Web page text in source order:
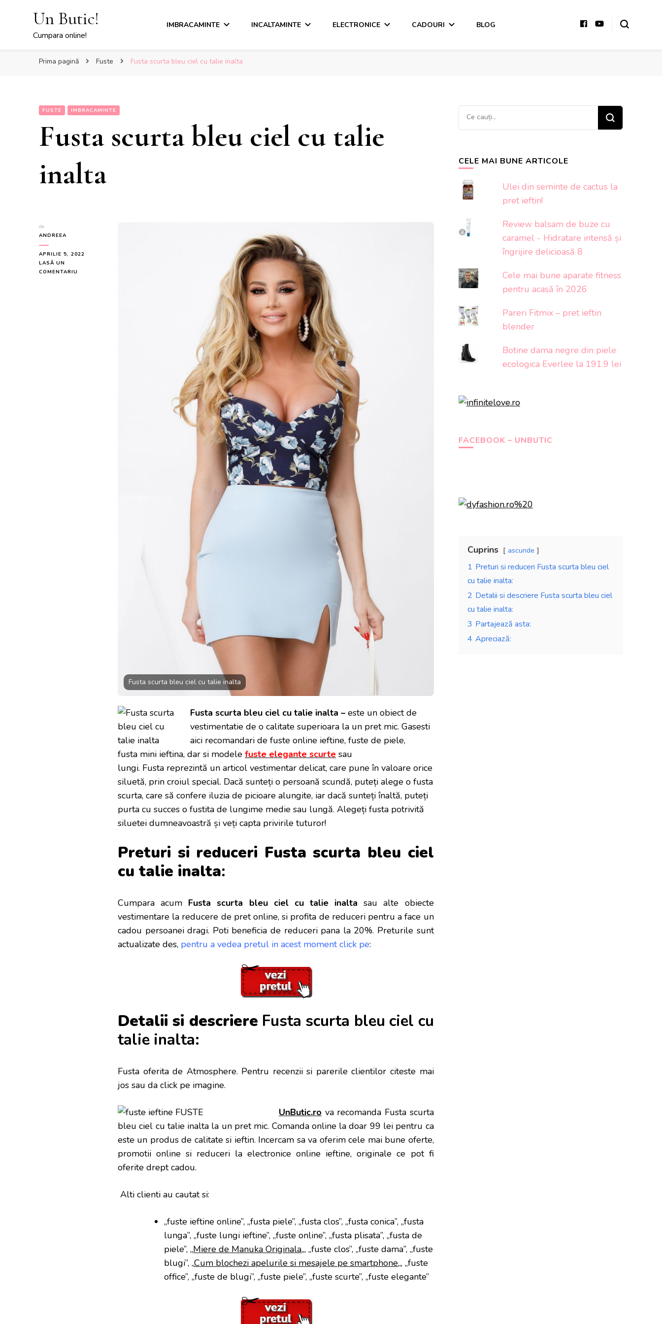
Un Butic!
Cumpara online!
IMBRACAMINTE INCALTAMINTE ELECTRONICE CADOURI BLOG
Prima pagină Fuste Fusta scurta bleu ciel cu talie inalta
FUSTE IMBRACAMINTE
Fusta scurta bleu ciel cu talie
inalta
de
ANDREEA
APRILIE 5, 2022
LASĂ UN
COMENTARIU
Fusta scurta bleu ciel cu talie inalta
Fusta scurta bleu ciel cu talie inalta – este un obiect de
vestimentatie de o calitate superioara la un pret mic. Gasesti
aici recomandari de fuste online ieftine, fuste de piele,
fusta mini ieftina, dar si modele fuste elegante scurte sau
lungi. Fusta reprezintă un articol vestimentar delicat, care pune în valoare orice
siluetă, prin croiul special. Dacă sunteți o persoană scundă, puteți alege o fusta
scurta, care să confere iluzia de picioare alungite, iar dacă sunteți înaltă, puteți
purta cu succes o fustita de lungime medie sau lungă. Alegeți fusta potrivită
siluetei dumneavoastră și veți capta privirile tuturor!
Preturi si reduceri Fusta scurta bleu ciel
cu talie inalta:
Cumpara acum Fusta scurta bleu ciel cu talie inalta sau alte obiecte
vestimentare la reducere de pret online, si profita de reduceripentru a face un
cadou persoanei dragi. Poti beneficia de reduceri pana la 20%. Preturile sunt
actualizate des, pentru a vedea pretul in acest moment click pe:
Detalii si descriere Fusta scurta bleu ciel cu
talie inalta:
Fusta oferita de Atmosphere. Pentru recenzii si parerile clientilor citeste mai
jos sau da click pe imagine.
UnButic.ro va recomanda Fusta scurta
bleu ciel cu talie inalta la un pret mic. Comanda online la doar 99 lei pentru ca
este un produs de calitate si ieftin. Incercam sa va oferim cele mai bune oferte,
promotii online si reduceri la electronice online ieftine, originale ce pot fi
oferite drept cadou.
Alti clienti au cautat si:
„fuste ieftine online”, „fusta piele”, „fusta clos”, „fusta conica”, „fusta
lunga”, „fuste lungi ieftine”, „fuste online”, „fusta plisata”, „fusta de
piele”, „Miere de Manuka Originala„, „fuste clos”, „fuste dama”, „fuste
blugi”, „Cum blochezi apelurile si mesajele pe smartphone„, „fuste
office”, „fuste de blugi”, „fuste piele”, „fuste scurte”, „fuste elegante”
Cauți
ceva?
CELE MAI BUNE ARTICOLE
Ulei din seminte de cactus la
pret ieftin!
Review balsam de buze cu
caramel - Hidratare intensă și
îngrijire delicioasă 8
Cele mai bune aparate fitness
pentru acasă în 2026
Pareri Fitmix – pret ieftin
blender
Botine dama negre din piele
ecologica Everlee la 191.9 lei
FACEBOOK – UNBUTIC
Cuprins ascunde
1 Preturi si reduceri Fusta scurta bleu ciel
cu talie inalta:
2 Detalii si descriere Fusta scurta bleu ciel
cu talie inalta:
3 Partajează asta:
4 Apreciază: